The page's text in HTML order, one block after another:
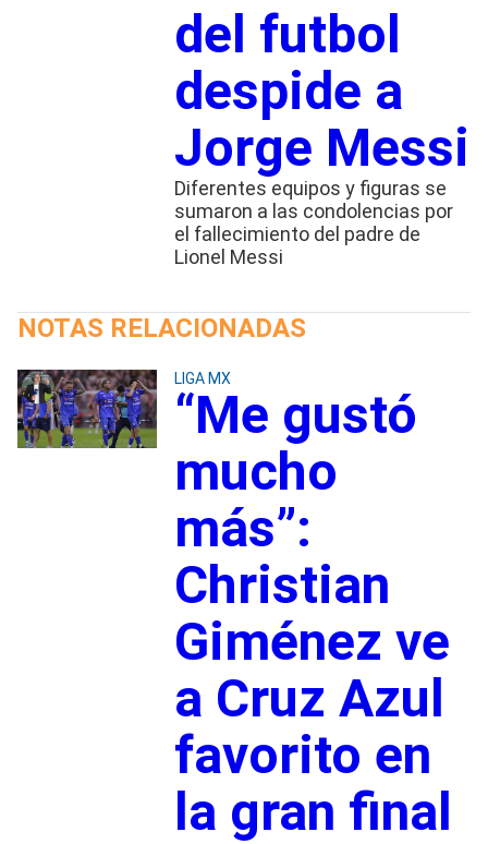
del futbol
despide a
Jorge Messi
Diferentes equipos y figuras se
sumaron a las condolencias por
el fallecimiento del padre de
Lionel Messi
NOTAS RELACIONADAS
LIGA MX
“Me gustó
mucho
más”:
Christian
Giménez ve
a Cruz Azul
favorito en
la gran final